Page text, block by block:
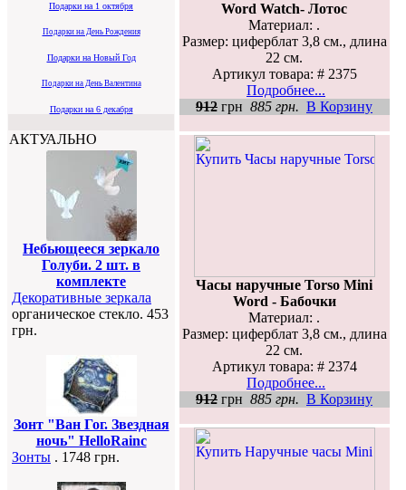
Подарки на 1 октября
Подарки на День Рождения
Подарки на Новый Год
Подарки на День Валентина
Подарки на 6 декабря
АКТУАЛЬНО
Небьющееся зеркало
Голуби. 2 шт. в
комплекте
Декоративные зеркала
органическое стекло. 453
грн.
Зонт "Ван Гог. Звездная
ночь" HelloRainc
Зонты . 1748 грн.
Word Watch- Лотос
Материал: .
Размер: циферблат 3,8 см., длина
22 см.
Артикул товара: # 2375
Подробнее...
912 грн 885 грн. В Корзину
Часы наручные Torso Mini
Word - Бабочки
Материал: .
Размер: циферблат 3,8 см., длина
22 см.
Артикул товара: # 2374
Подробнее...
912 грн 885 грн. В Корзину